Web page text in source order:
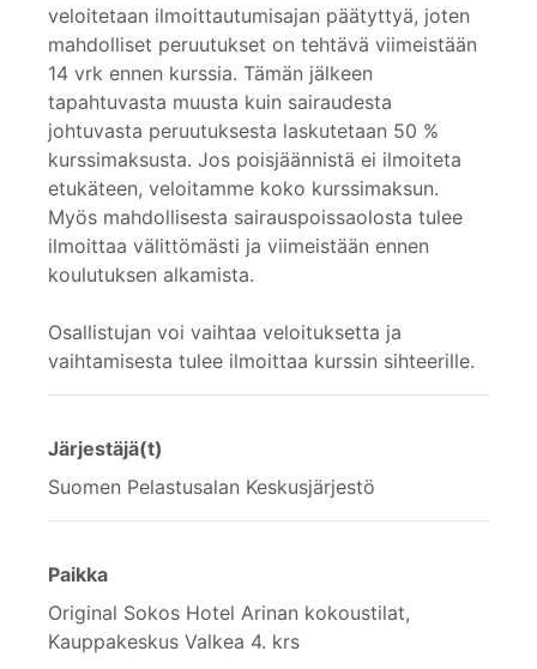
veloitetaan ilmoittautumisajan päätyttyä, joten
mahdolliset peruutukset on tehtävä viimeistään
14 vrk ennen kurssia. Tämän jälkeen
tapahtuvasta muusta kuin sairaudesta
johtuvasta peruutuksesta laskutetaan 50 %
kurssimaksusta. Jos poisjäännistä ei ilmoiteta
etukäteen, veloitamme koko kurssimaksun.
Myös mahdollisesta sairauspoissaolosta tulee
ilmoittaa välittömästi ja viimeistään ennen
koulutuksen alkamista.
Osallistujan voi vaihtaa veloituksetta ja
vaihtamisesta tulee ilmoittaa kurssin sihteerille.
Järjestäjä(t)
Suomen Pelastusalan Keskusjärjestö
Paikka
Original Sokos Hotel Arinan kokoustilat,
Kauppakeskus Valkea 4. krs